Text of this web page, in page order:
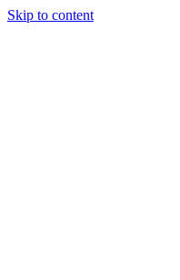
Skip to content